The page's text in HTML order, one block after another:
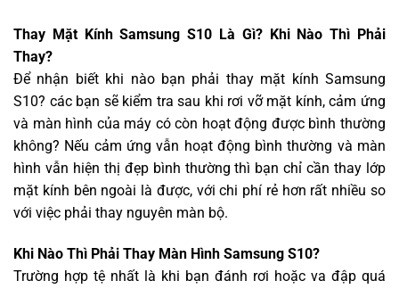
Thay Mặt Kính Samsung S10 Là Gì? Khi Nào Thì Phải
Thay?
Để nhận biết khi nào bạn phải thay mặt kính Samsung
S10? các bạn sẽ kiểm tra sau khi rơi vỡ mặt kính, cảm ứng
và màn hình của máy có còn hoạt động được bình thường
không? Nếu cảm ứng vẫn hoạt động bình thường và màn
hình vẫn hiện thị đẹp bình thường thì bạn chỉ cần thay lớp
mặt kính bên ngoài là được, với chi phí rẻ hơn rất nhiều so
với việc phải thay nguyên màn bộ.
Khi Nào Thì Phải Thay Màn Hình Samsung S10?
Trường hợp tệ nhất là khi bạn đánh rơi hoặc va đập quá